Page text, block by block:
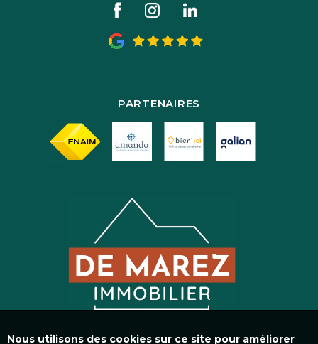
PARTENAIRES
Nous utilisons des cookies sur ce site pour améliorer